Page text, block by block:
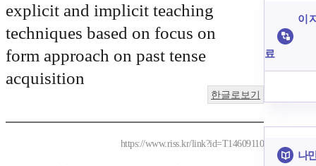
explicit and implicit teaching
techniques based on focus on
form approach on past tense
acquisition
한글로보기
https://www.riss.kr/link?id=T14609110
이
료
나